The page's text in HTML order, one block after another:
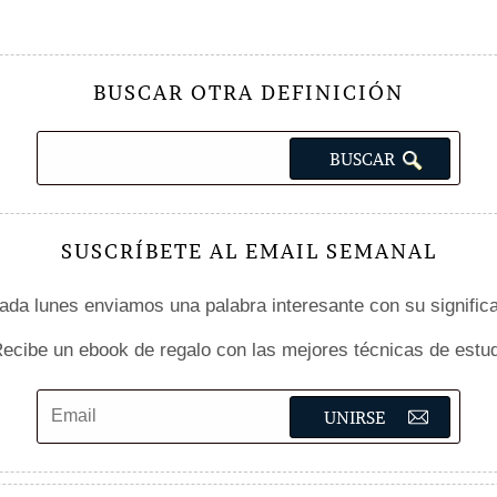
BUSCAR OTRA DEFINICIÓN
SUSCRÍBETE AL EMAIL SEMANAL
lunes enviamos una palabra interesante con su
un ebook de regalo con las mejores técnicas de